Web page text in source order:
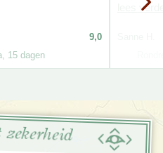
9,0
15 dagen
lees
zekerheid